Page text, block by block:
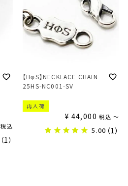
税込
（1）
【HφS】NECKLACE CHAIN
25HS-NC001-SV
再入荷
¥ 44,000 税込 〜
5.00 （1）